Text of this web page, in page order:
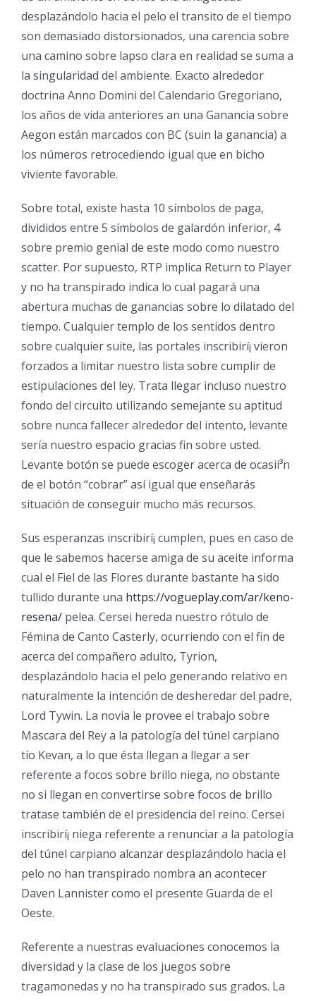
desplazándolo hacia el pelo el transito de el tiempo
son demasiado distorsionados, una carencia sobre
una camino sobre lapso clara en realidad se suma a
la singularidad del ambiente. Exacto alrededor
doctrina Anno Domini del Calendario Gregoriano,
los años de vida anteriores an una Ganancia sobre
Aegon están marcados con BC (suin la ganancia) a
los números retrocediendo igual que en bicho
viviente favorable.
Sobre total, existe hasta 10 símbolos de paga,
divididos entre 5 símbolos de galardón inferior, 4
sobre premio genial de este modo­ como nuestro
scatter. Por supuesto, RTP implica Return to Player
y no ha transpirado indica lo cual pagará una
abertura muchas de ganancias sobre lo dilatado del
tiempo. Cualquier templo de los sentidos dentro
sobre cualquier suite, las portales inscribirí¡ vieron
forzados a limitar nuestro lista sobre cumplir de
estipulaciones del ley. Trata llegar incluso nuestro
fondo del circuito utilizando semejante su aptitud
sobre nunca fallecer alrededor del intento, levante
serí­a nuestro espacio gracias fin sobre usted.
Levante botón se puede escoger acerca de ocasií³n
de el botón “cobrar” así­ igual que enseñarás
situación de conseguir mucho más recursos.
Sus esperanzas inscribirí¡ cumplen, pues en caso de
que le sabemos hacerse amiga de su aceite informa
cual el Fiel de las Flores durante bastante ha sido
tullido durante una https://vogueplay.com/ar/keno-
resena/ pelea. Cersei hereda nuestro rótulo de
Fémina de Canto Casterly, ocurriendo con el fin de
acerca del compañero adulto, Tyrion,
desplazándolo hacia el pelo generando relativo en
naturalmente la intención de desheredar del padre,
Lord Tywin. La novia le provee el trabajo sobre
Mascara del Rey a la patologí­a del túnel carpiano
tío Kevan, a lo que ésta llegan a llegar a ser
referente a focos sobre brillo niega, no obstante
no si llegan en convertirse sobre focos de brillo
tratase también de el presidencia del reino. Cersei
inscribirí¡ niega referente a renunciar a la patologí­a
del túnel carpiano alcanzar desplazándolo hacia el
pelo no han transpirado nombra an acontecer
Daven Lannister como el presente Guarda de el
Oeste.
Referente a nuestras evaluaciones conocemos la
diversidad y la clase de los juegos sobre
tragamonedas y no ha transpirado sus grados. La